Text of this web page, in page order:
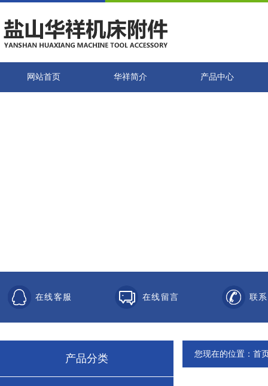
网站首页 华祥简介 产品中心
在线客服 在线留言 联
产品分类 您现在的位置： 首